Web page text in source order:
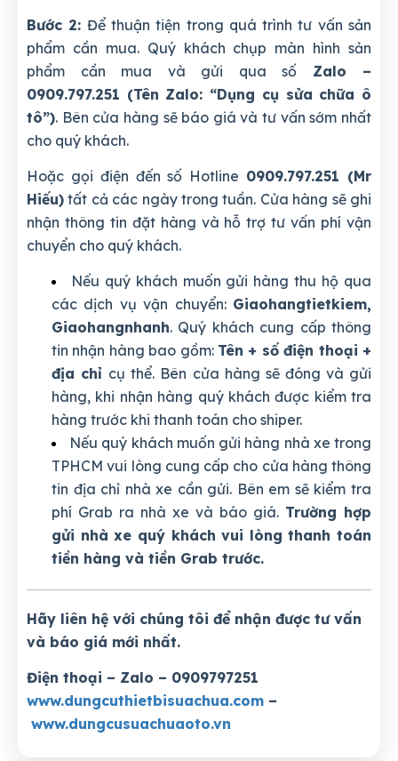
Bước 2: Để thuận tiện trong quá trình tư vấn sản
phẩm cần mua. Quý khách chụp màn hình sản
phẩm cần mua và gửi qua số Zalo –
0909.797.251 (Tên Zalo: “Dụng cụ sửa chữa ô
tô”). Bên cửa hàng sẽ báo giá và tư vấn sớm nhất
cho quý khách.
Hoặc gọi điện đến số Hotline 0909.797.251 (Mr
Hiếu) tất cả các ngày trong tuần. Cửa hàng sẽ ghi
nhận thông tin đặt hàng và hỗ trợ tư vấn phí vận
chuyển cho quý khách.
Nếu quý khách muốn gửi hàng thu hộ qua
các dịch vụ vận chuyển: Giaohangtietkiem,
Giaohangnhanh. Quý khách cung cấp thông
tin nhận hàng bao gồm: Tên + số điện thoại +
địa chỉ cụ thể. Bên cửa hàng sẽ đóng và gửi
hàng, khi nhận hàng quý khách được kiểm tra
hàng trước khi thanh toán cho shiper.
Nếu quý khách muốn gửi hàng nhà xe trong
TPHCM vui lòng cung cấp cho cửa hàng thông
tin địa chỉ nhà xe cần gửi. Bên em sẽ kiểm tra
phí Grab ra nhà xe và báo giá. Trường hợp
gửi nhà xe quý khách vui lòng thanh toán
tiền hàng và tiền Grab trước.
Hãy liên hệ với chúng tôi để nhận được tư vấn
và báo giá mới nhất.
Điện thoại – Zalo – 0909797251
www.dungcuthietbisuachua.com –
www.dungcusuachuaoto.vn